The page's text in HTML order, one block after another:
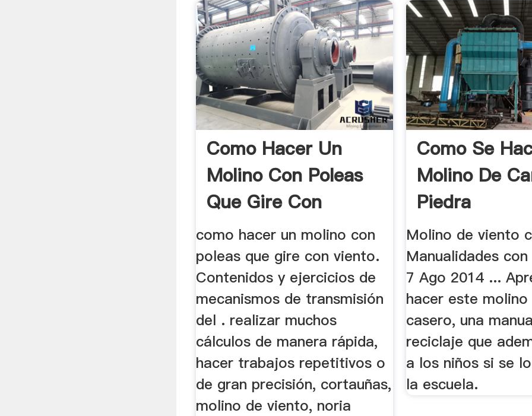
Como Hacer Un
Molino Con Poleas
Que Gire Con
Viento
como hacer un molino con
poleas que gire con viento.
Contenidos y ejercicios de
mecanismos de transmisión
del . realizar muchos
cálculos de manera rápida,
hacer trabajos repetitivos o
de gran precisión, cortauñas,
molino de viento, noria
Como Se
Molino De
Piedra
Molino de viento
Manualidades
7 Ago 2014 ...
hacer este
casero, una
reciclaje que
a los niños si se
la escuela.